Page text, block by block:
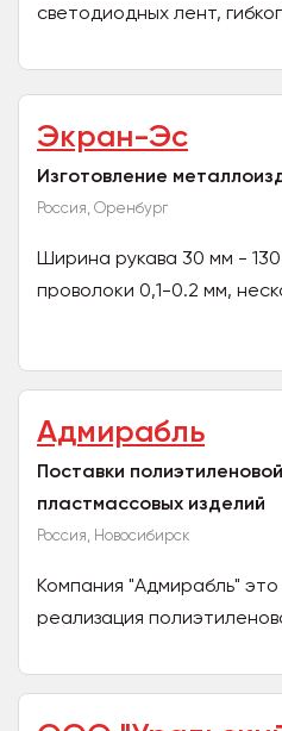
светодиодных лент,
интерьерного,
Экран-Эс
Изготовление
Россия, Оренбург
Ширина рукава 30 мм -
проволоки 0,1-0.2 мм,
Адмирабль
Поставки
пластмассовых изделий
Россия, Новосибирск
Компания "Адмирабль" это
реализация
от 0,15л. до 2,5л;...